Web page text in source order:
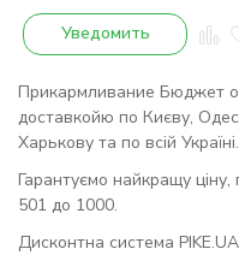
Уведомить
Прикармливание Бюджет
доставкойю по Києву,
Харькову та по всій Україні.
Гарантуємо найкращу
501 до 1000.
Дисконтна система